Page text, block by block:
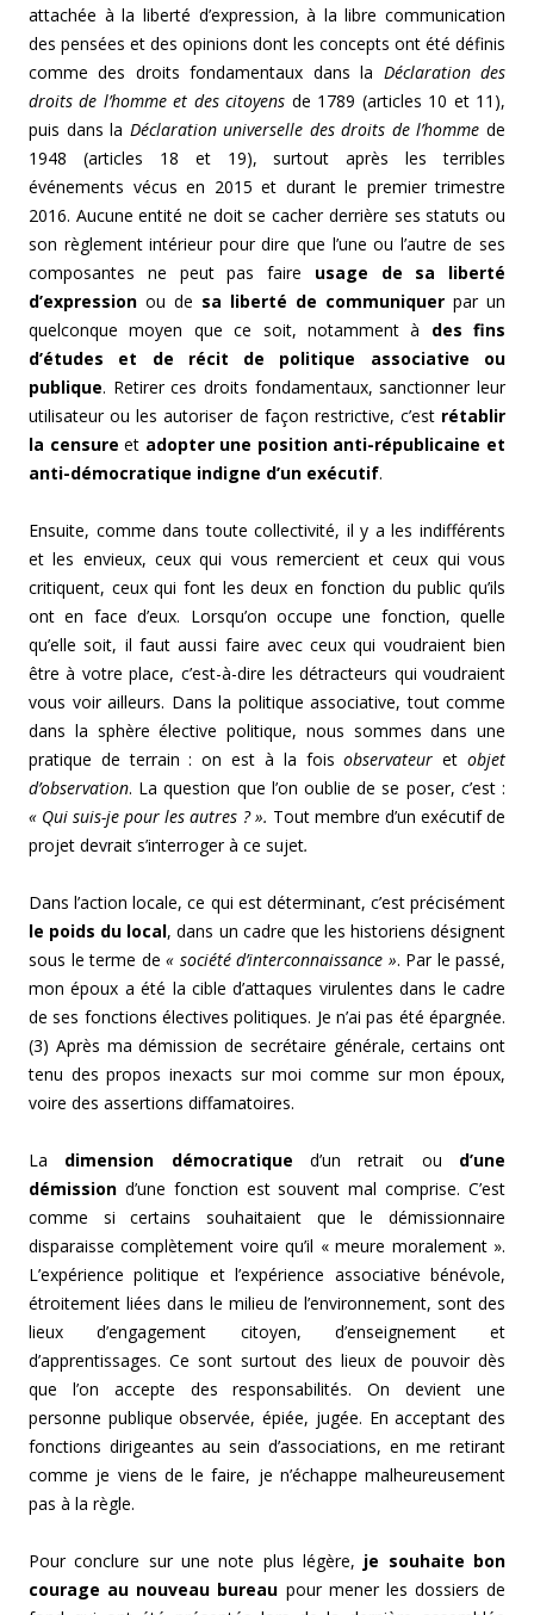
attachée à la liberté d’expression, à la libre communication
des pensées et des opinions dont les concepts ont été définis
comme des droits fondamentaux dans la Déclaration des
droits de l’homme et des citoyens de 1789 (articles 10 et 11),
puis dans la Déclaration universelle des droits de l’homme de
1948 (articles 18 et 19), surtout après les terribles
événements vécus en 2015 et durant le premier trimestre
2016. Aucune entité ne doit se cacher derrière ses statuts ou
son règlement intérieur pour dire que l’une ou l’autre de ses
composantes ne peut pas faire usage de sa liberté
d’expression ou de sa liberté de communiquer par un
quelconque moyen que ce soit, notamment à des fins
d’études et de récit de politique associative ou
publique. Retirer ces droits fondamentaux, sanctionner leur
utilisateur ou les autoriser de façon restrictive, c’estrétablir
la censureet adopter une position anti-républicaine et
anti-démocratique indigne d’un exécutif.
Ensuite, comme dans toute collectivité, il y a les indifférents
et les envieux, ceux qui vous remercient et ceux qui vous
critiquent, ceux qui font les deux en fonction du public qu’ils
ont en face d’eux. Lorsqu’on occupe une fonction, quelle
qu’elle soit, il faut aussi faire avec ceux qui voudraient bien
être à votre place, c’est-à-dire les détracteurs qui voudraient
vous voir ailleurs. Dans la politique associative, tout comme
dans la sphère élective politique, nous sommes dans une
pratique de terrain : on est à la fois observateur etobjet
d’observation. La question que l’on oublie de se poser, c’est :
« Qui suis-je pour les autres ? ». Tout membre d’un exécutif de
projet devrait s’interroger à ce sujet.
Dans l’action locale, ce qui est déterminant, c’est précisément
le poids du local, dans un cadre que les historiens désignent
sous le terme de « société d’interconnaissance ». Par le passé,
mon époux a été la cible d’attaques virulentes dans le cadre
de ses fonctions électives politiques. Je n’ai pas été épargnée.
(3) Après ma démission de secrétaire générale, certains ont
tenu des propos inexacts sur moi comme sur mon époux,
voire des assertions diffamatoires.
La dimension démocratique d’un retrait ou d’une
démission d’une fonction est souvent mal comprise. C’est
comme si certains souhaitaient que le démissionnaire
disparaisse complètement voire qu’il « meure moralement ».
L’expérience politique et l’expérience associative bénévole,
étroitement liées dans le milieu de l’environnement, sont des
lieux d’engagement citoyen, d’enseignement et
d’apprentissages. Ce sont surtout des lieux de pouvoir dès
que l’on accepte des responsabilités. On devient une
personne publique observée, épiée, jugée. En acceptant des
fonctions dirigeantes au sein d’associations, en me retirant
comme je viens de le faire, je n’échappe malheureusement
pas à la règle.
Pour conclure sur une note plus légère, je souhaite bon
courage au nouveau bureau pour mener les dossiers de